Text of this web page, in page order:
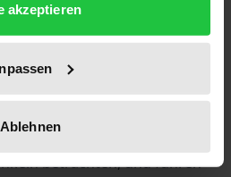
akzeptieren
Ablehnen
Buch analysieren die
Jugoslawien bezüglich
und Versöhnung
aus
betrachten, und führen